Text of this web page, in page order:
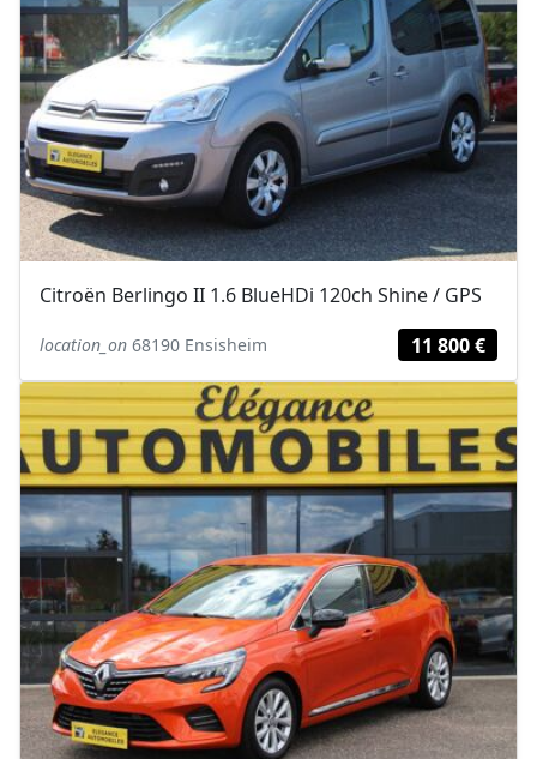
Citroën Berlingo II 1.6 BlueHDi 120ch Shine / GPS
location_on 68190 Ensisheim 11 800 €